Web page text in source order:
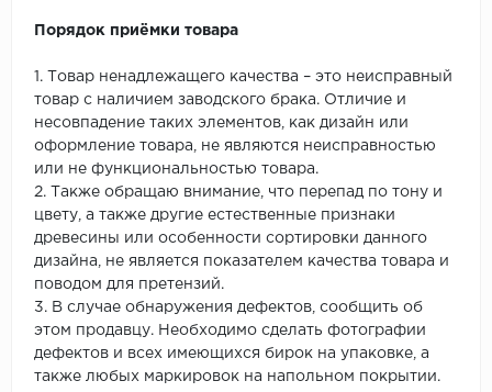
Порядок приёмки товара
1. Товар ненадлежащего качества – это неисправный
товар с наличием заводского брака. Отличие и
несовпадение таких элементов, как дизайн или
оформление товара, не являются неисправностью
или не функциональностью товара.
2. Также обращаю внимание, что перепад по тону и
цвету, а также другие естественные признаки
древесины или особенности сортировки данного
дизайна, не является показателем качества товара и
поводом для претензий.
3. В случае обнаружения дефектов, сообщить об
этом продавцу. Необходимо сделать фотографии
дефектов и всех имеющихся бирок на упаковке, а
также любых маркировок на напольном покрытии.